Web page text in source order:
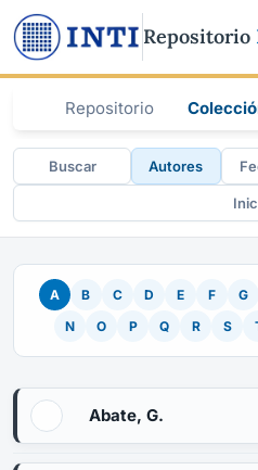
Repositorio
Repositorio
Buscar Autores
A B C D E F G
N
O P Q R S
Abate, G.